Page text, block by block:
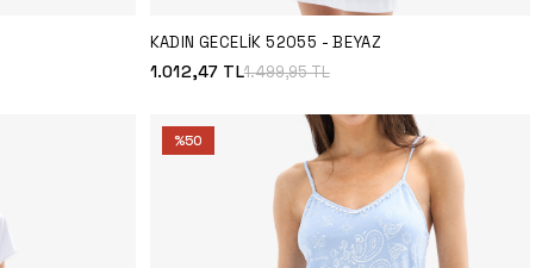
KADIN GECELIK 52055 - BEYAZ
1.012,47TL1.499,95TL
%50